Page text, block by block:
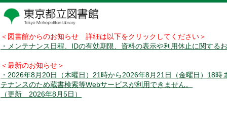
＜図書館からのお知らせ 詳細は以下をクリックしてください＞
・メンテナンス日程、IDの有効期限、資料の表示や利用休止に関する
＜最新のお知らせ＞
・2026年8月20日（木曜日）21時から2026年8月21日（金曜日）18時
テナンスのため蔵書検索等Webサービスが利用できません。
（更新 2026年8月5日）